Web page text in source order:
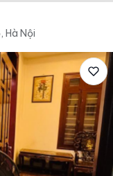
Hà Nội